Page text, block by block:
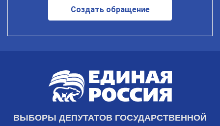
Создать обращение
ВЫБОРЫ ДЕПУТАТОВ ГОСУДАРСТВЕННОЙ